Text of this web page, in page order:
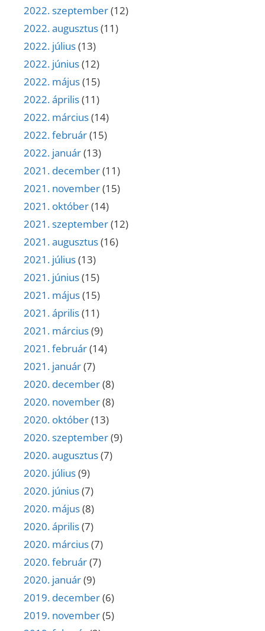
2022. szeptember(12)
2022. augusztus(11)
2022. július(13)
2022. június(12)
2022. május(15)
2022. április(11)
2022. március(14)
2022. február(15)
2022. január(13)
2021. december(11)
2021. november(15)
2021. október(14)
2021. szeptember(12)
2021. augusztus(16)
2021. július(13)
2021. június(15)
2021. május(15)
2021. április(11)
2021. március(9)
2021. február(14)
2021. január(7)
2020. december(8)
2020. november(8)
2020. október(13)
2020. szeptember(9)
2020. augusztus(7)
2020. július(9)
2020. június(7)
2020. május(8)
2020. április(7)
2020. március(7)
2020. február(7)
2020. január(9)
2019. december(6)
2019. november(5)